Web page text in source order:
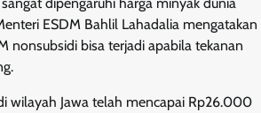
ESDM Bahlil Lahadalia mengatakan
nonsubsidi bisa terjadi apabila tekanan
wilayah Jawa telah mencapai Rp26.000